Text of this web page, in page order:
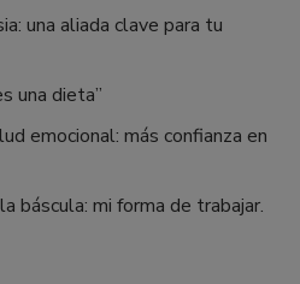
una aliada clave para tu
una dieta”
emocional: más confianza en
báscula: mi forma de trabajar.